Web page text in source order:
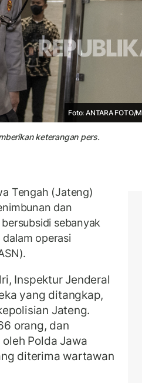
Foto: ANTARA
keterangan pers.
Tengah (Jateng)
dan
sebanyak
operasi
Inspektur Jenderal
yang ditangkap,
Jateng.
orang, dan
Polda Jawa
diterima wartawan